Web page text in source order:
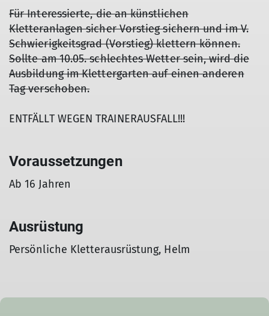
Für Interessierte, die an künstlichen
Kletteranlagen sicher Vorstieg sichern und im V.
Schwierigkeitsgrad (Vorstieg) klettern können.
Sollte am 10.05. schlechtes Wetter sein, wird die
Ausbildung im Klettergarten auf einen anderen
Tag verschoben.
ENTFÄLLT WEGEN TRAINERAUSFALL!!!
Voraussetzungen
Ab 16 Jahren
Ausrüstung
Persönliche Kletterausrüstung, Helm